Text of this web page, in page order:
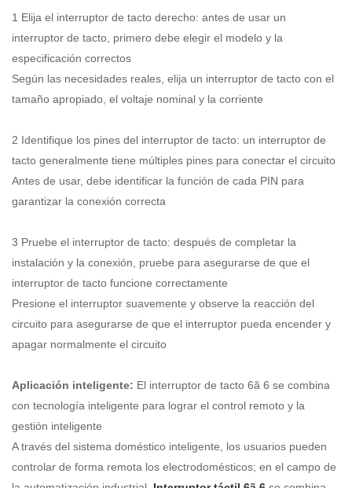
1 Elija el interruptor de tacto derecho: antes de usar un
interruptor de tacto, primero debe elegir el modelo y la
especificación correctos
Según las necesidades reales, elija un interruptor de tacto con el
tamaño apropiado, el voltaje nominal y la corriente
2 Identifique los pines del interruptor de tacto: un interruptor de
tacto generalmente tiene múltiples pines para conectar el circuito
Antes de usar, debe identificar la función de cada PIN para
garantizar la conexión correcta
3 Pruebe el interruptor de tacto: después de completar la
instalación y la conexión, pruebe para asegurarse de que el
interruptor de tacto funcione correctamente
Presione el interruptor suavemente y observe la reacción del
circuito para asegurarse de que el interruptor pueda encender y
apagar normalmente el circuito
Aplicación inteligente: El interruptor de tacto 6ã 6 se combina
con tecnología inteligente para lograr el control remoto y la
gestión inteligente
A través del sistema doméstico inteligente, los usuarios pueden
controlar de forma remota los electrodomésticos; en el campo de